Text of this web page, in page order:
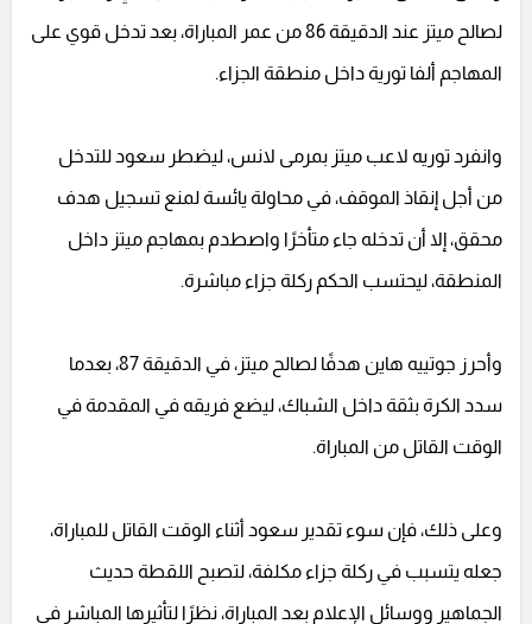
لصالح ميتز عند الدقيقة 86 من عمر المباراة، بعد تدخل قوي على
المهاجم ألفا تورية داخل منطقة الجزاء.
وانفرد توريه لاعب ميتز بمرمى لانس، ليضطر سعود للتدخل
من أجل إنقاذ الموقف، في محاولة يائسة لمنع تسجيل هدف
محقق، إلا أن تدخله جاء متأخرًا واصطدم بمهاجم ميتز داخل
المنطقة، ليحتسب الحكم ركلة جزاء مباشرة.
وأحرز جوتييه هاين هدفًا لصالح ميتز، في الدقيقة 87، بعدما
سدد الكرة بثقة داخل الشباك، ليضع فريقه في المقدمة في
الوقت القاتل من المباراة.
وعلى ذلك، فإن سوء تقدير سعود أثناء الوقت القاتل للمباراة،
جعله يتسبب في ركلة جزاء مكلفة، لتصبح اللقطة حديث
الجماهير ووسائل الإعلام بعد المباراة، نظرًا لتأثيرها المباشر في